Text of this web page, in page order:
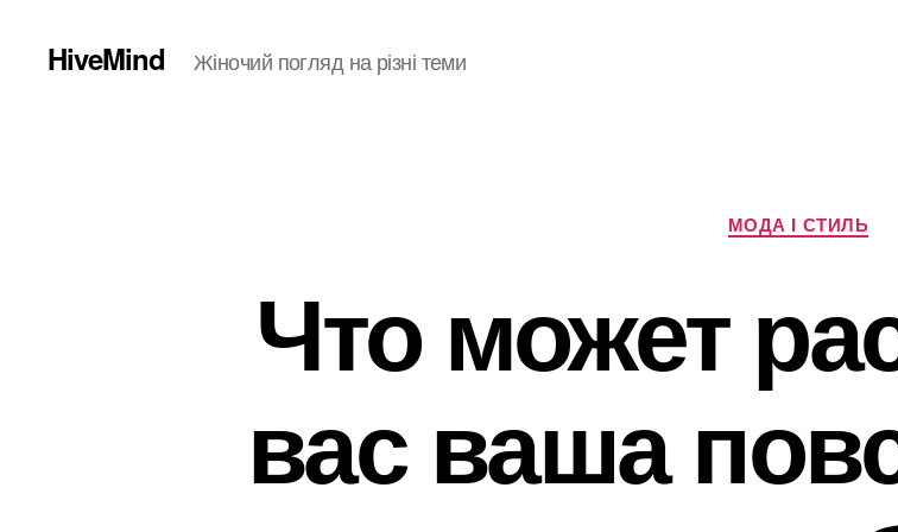
HiveMind Жіночий погляд на різні теми
Категорії
МОДА І СТИЛЬ
Что может
вас ваша